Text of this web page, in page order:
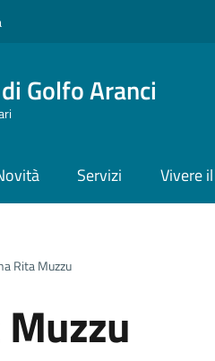
Golfo Aranci
Servizi Vivere
Rita Muzzu